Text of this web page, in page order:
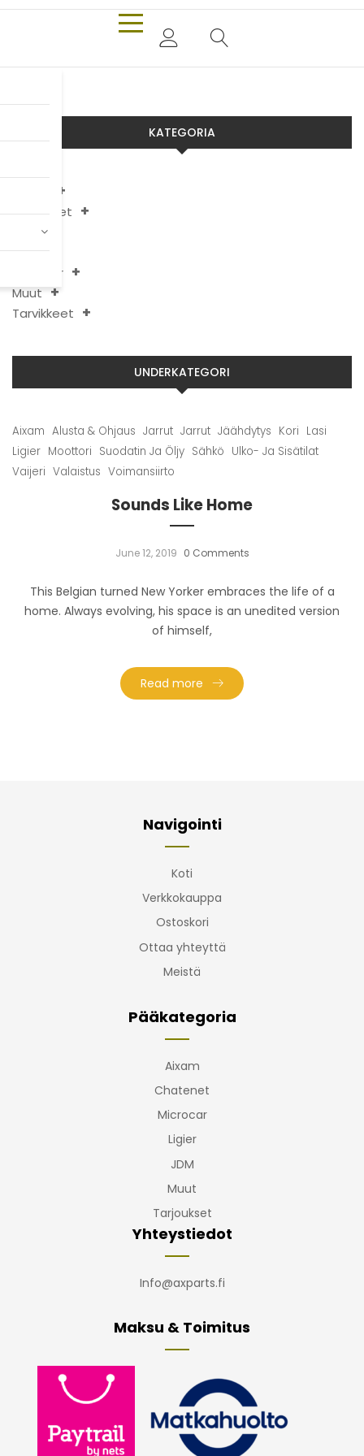
KATEGORIA
Chatenet
Ligier
Microcar
Muut
Tarvikkeet
UNDERKATEGORI
Aixam Alusta & Ohjaus Jarrut Jarrut Jäähdytys Kori Lasi
Ligier Moottori Suodatin Ja Öljy Sähkö Ulko- Ja Sisätilat
Vaijeri Valaistus Voimansiirto
Sounds Like Home
June 12, 2019 0 Comments
This Belgian turned New Yorker embraces the life of a
home. Always evolving, his space is an unedited version
of himself,
Read more
Navigointi
Koti
Verkkokauppa
Ostoskori
Ottaa yhteyttä
Meistä
Pääkategoria
Aixam
Chatenet
Microcar
Ligier
JDM
Muut
Tarjoukset
Yhteystiedot
Info@axparts.fi
Maksu & Toimitus